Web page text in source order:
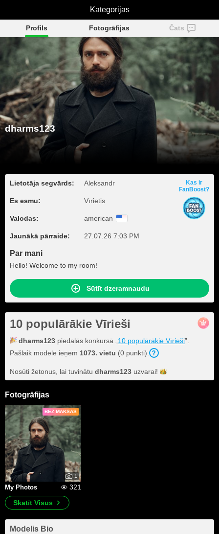
dharms123
Profils Fotogrāfijas Čats
dharms123
Lietotāja segvārds: Aleksandr
Es esmu: Vīrietis
Valodas: american
Jaunākā pārraide: 27.07.26 7:03 PM
Kas ir
FanBoost?
Par mani
Hello! Welcome to my room!
Sūtīt dzeramnaudu
10 populārākie Vīrieši
dharms123 piedalās konkursā „ 10 populārākie Vīrieši”.
Pašlaik modele ieņem 1073. vietu (0 punkti).
Nosūti žetonus, lai tuvinātu dharms123 uzvarai!
Fotogrāfijas
BEZ MAKSAS
1
My Photos
321
Skatīt Visus
Modelis Bio
Kategorijas